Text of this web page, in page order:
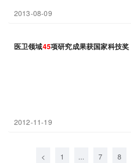
2013-08-09
医卫领域45项研究成果获国家科技奖
2012-11-19
< 1 ... 7 8